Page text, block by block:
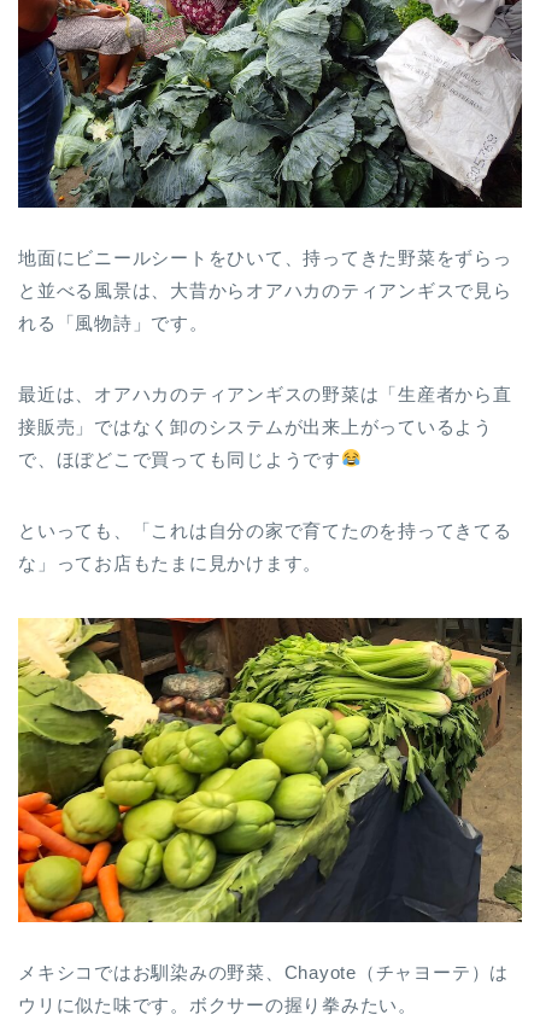
地面にビニールシートをひいて、持ってきた野菜をずらっ
と並べる風景は、大昔からオアハカのティアンギスで見ら
れる「風物詩」です。
最近は、オアハカのティアンギスの野菜は「生産者から直
接販売」ではなく卸のシステムが出来上がっているよう
で、ほぼどこで買っても同じようです
といっても、「これは自分の家で育てたのを持ってきてる
な」ってお店もたまに見かけます。
メキシコではお馴染みの野菜、Chayote（チャヨーテ）は
ウリに似た味です。ボクサーの握り拳みたい。